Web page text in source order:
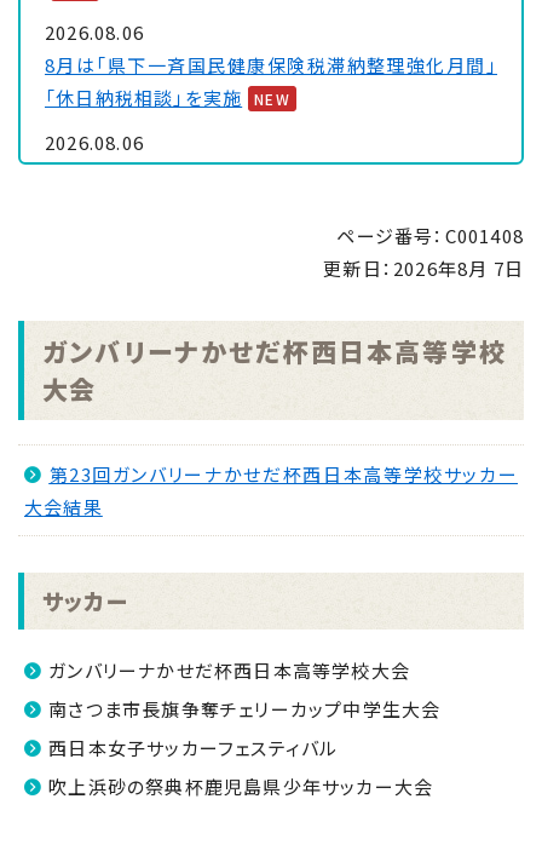
2026.08.06
8月は「県下一斉国民健康保険税滞納整理強化月間」
「休日納税相談」を実施
NEW
2026.08.06
「里親制度説明会 ～『里親』ってなぁに～」のお知ら
「手のひらで南さつまを」フォトコンキャンペーンを実
施します！
2026.07.31
マイナンバーカード交付休日開庁日 NEW
2026.07.30
2026.07.30
吹上浜海浜公園 婚活イベント2026 第2弾 NEW
ページ番号：C001408
更新日： 2026年8月 7日
ガンバリーナかせだ杯西日本高等学校
大会
第23回ガンバリーナかせだ杯西日本高等学校サッカー
大会結果
サッカー
ガンバリーナかせだ杯西日本高等学校大会
南さつま市長旗争奪チェリーカップ中学生大会
西日本女子サッカーフェスティバル
吹上浜砂の祭典杯鹿児島県少年サッカー大会